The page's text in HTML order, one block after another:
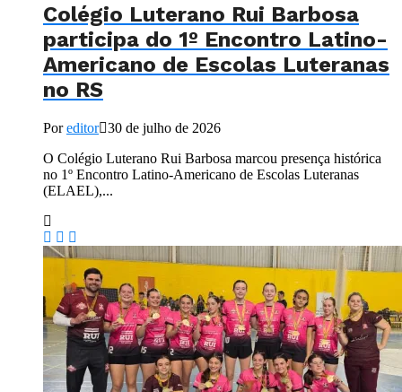
Colégio Luterano Rui Barbosa
participa do 1º Encontro Latino-
Americano de Escolas Luteranas
no RS
Poreditor 30 de julho de 2026
O Colégio Luterano Rui Barbosa marcou presença histórica
no 1º Encontro Latino-Americano de Escolas Luteranas
(ELAEL),...